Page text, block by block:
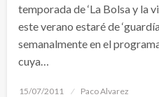
temporada de ‘La Bolsa y la
este verano estaré de
semanalmente en el
cuya…
Publicado
15/07/2011 Paco Alvarez